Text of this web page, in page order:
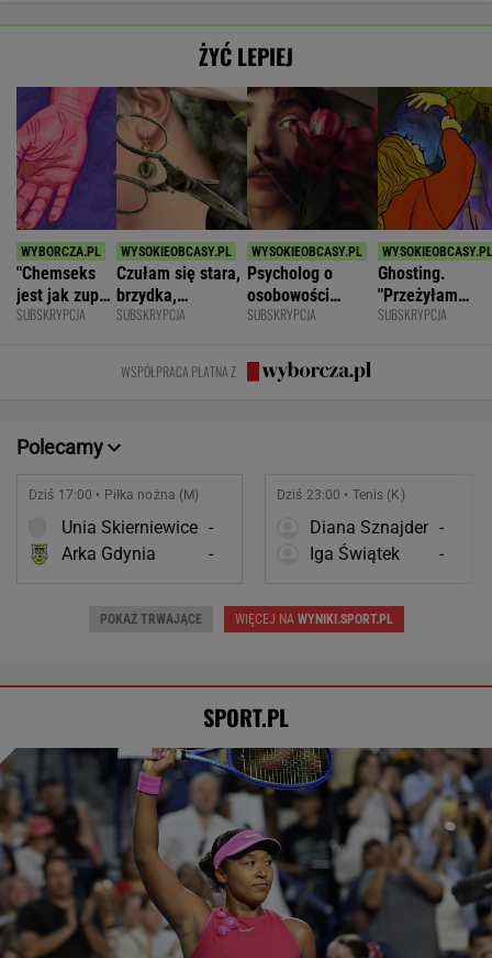
ŻYĆ LEPIEJ
"Chemseks
jest jak zupa.
Nażresz się,
SUBSKRYPCJA
Czułam się stara,
brzydka,
niepotrzebna.
mnie dla młodszej
SUBSKRYPCJA
Psycholog o
osobowości
narcystycznej:
albo do niczego
SUBSKRYPCJA
Ghosting.
"Przeżyłam
najpiękniejszy
SUBSKRYPCJA
WSPÓŁPRACA PŁATNA Z
Polecamy
Dziś 17:00 • Piłka nożna (M)
Unia Skierniewice -
Arka Gdynia
-
Dziś 23:00 • Tenis (K)
Diana Sznajder -
Iga Świątek
-
POKAŻ TRWAJĄCE WIĘCEJ NA WYNIKI.SPORT.PL
SPORT.PL